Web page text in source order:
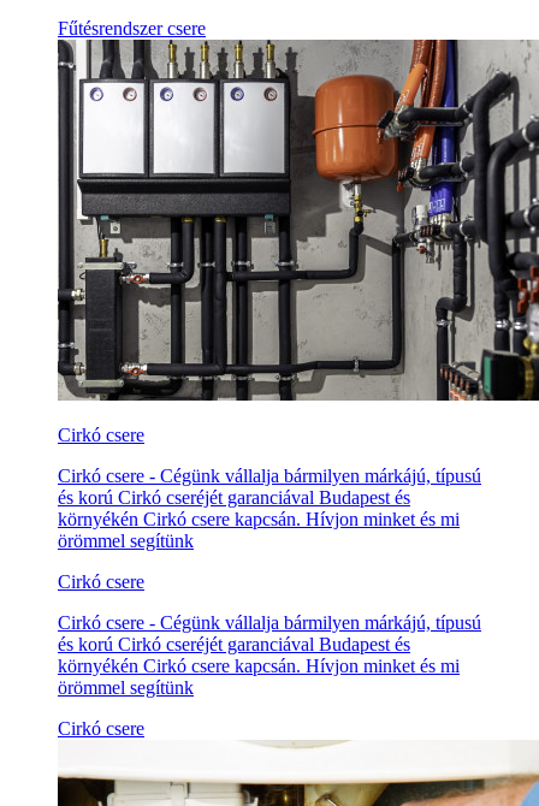
Fűtésrendszer csere
Cirkó csere
Cirkó csere - Cégünk vállalja bármilyen márkájú, típusú
és korú Cirkó cseréjét garanciával Budapest és
környékén Cirkó csere kapcsán. Hívjon minket és mi
örömmel segítünk
Cirkó csere
Cirkó csere - Cégünk vállalja bármilyen márkájú, típusú
és korú Cirkó cseréjét garanciával Budapest és
környékén Cirkó csere kapcsán. Hívjon minket és mi
örömmel segítünk
Cirkó csere